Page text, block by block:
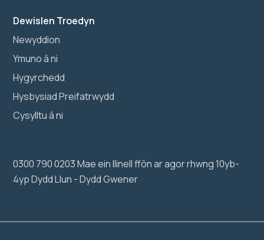
Dewislen Troedyn
Newyddion
Ymuno â ni
Hygyrchedd
Hysbysiad Preifatrwydd
Cysylltu â ni
0300 790 0203 Mae ein llinell ffôn ar agor rhwng 10yb-
4yp Dydd Llun - Dydd Gwener